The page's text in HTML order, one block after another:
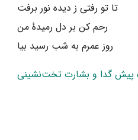
تا تو رفتی ز دیده نور برفت
رحم کن بر دل رمیدهٔ من
روز عمرم به شب رسید بیا